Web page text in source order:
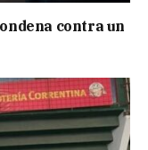
contra un